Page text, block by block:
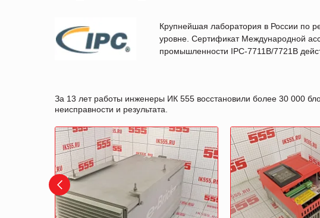
Крупнейшая лаборатория в России по
уровне. Сертификат Международной
промышленности IPC-7711B/7721B
За 13 лет работы инженеры ИК 555 восстановили более 30 000
неисправности и результата.